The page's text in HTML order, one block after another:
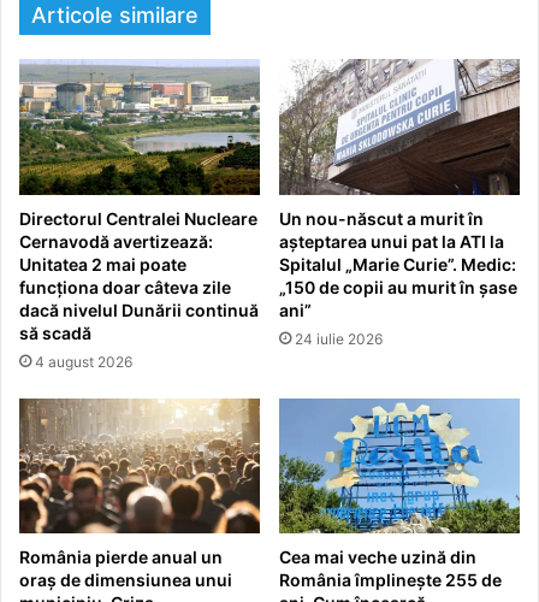
Articole similare
Directorul Centralei Nucleare
Cernavodă avertizează:
Unitatea 2 mai poate
funcționa doar câteva zile
dacă nivelul Dunării continuă
să scadă
4 august 2026
Un nou-născut a murit în
așteptarea unui pat la ATI la
Spitalul „Marie Curie”. Medic:
„150 de copii au murit în șase
ani”
24 iulie 2026
România pierde anual un
oraș de dimensiunea unui
Cea mai veche uzină din
România împlinește 255 de